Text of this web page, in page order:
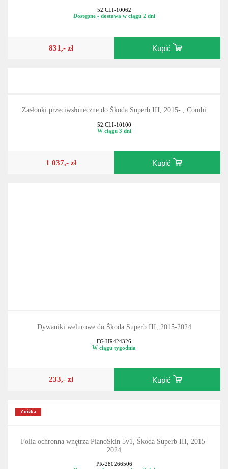
52.CLI-10062
Dostępne - dostawa w ciągu 2 dni
831,- zł Kupić
Zasłonki przeciwsłoneczne do Škoda Superb III, 2015- , Combi
52.CLI-10100
W ciągu 3 dni
1 037,- zł Kupić
Dywaniki welurowe do Škoda Superb III, 2015-2024
FG.HR424326
W ciągu tygodnia
233,- zł Kupić
Zniżka
Folia ochronna wnętrza PianoSkin 5v1, Škoda Superb III, 2015-
2024
PR-280266506